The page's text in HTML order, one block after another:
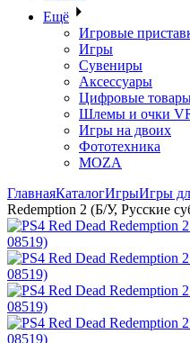
Ещё
Игровые
Игры
Сувениры
Аксессуары
Цифровые
Шлемы и очки
Игры на двоих
Фототехника
MOZA
ГлавнаяКаталогИгрыИгры
Redemption 2 (Б/У, Русские